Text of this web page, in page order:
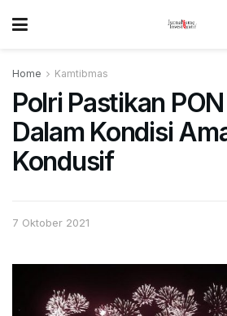
Home Kamtibmas
Polri Pastikan
Dalam Kondisi
Kondusif
7 Oktober 2021